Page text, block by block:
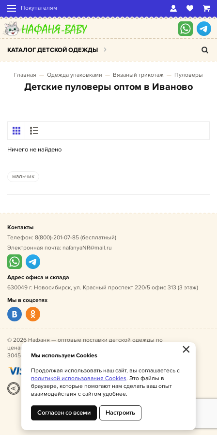
Покупателям
КАТАЛОГ ДЕТСКОЙ ОДЕЖДЫ
Главная Одежда упаковками Вязаный трикотаж Пуловеры
Детские пуловеры оптом в Иваново
Ничего не найдено
мальчик
Контакты
Телефон: 8(800)-201-07-85 (бесплатный)
Электронная почта: nafanyaNR@mail.ru
Адрес офиса и склада
630049 г. Новосибирск, ул. Красный проспект 220/5 офис 313 (3 этаж)
Мы в соцсетях
© 2026 Нафаня — оптовые поставки детской одежды по
ценам производителя. ИНН 541005493544, ОГРН
304541027500052.
Разработка|Веб-аналитика
×
Мы используем Cookies
Продолжая использовать наш сайт, вы соглашаетесь с
политикой использования Cookies. Это файлы в
браузере, которые помогают нам сделать ваш опыт
взаимодействия с сайтом удобнее.
Согласен со всеми Настроить